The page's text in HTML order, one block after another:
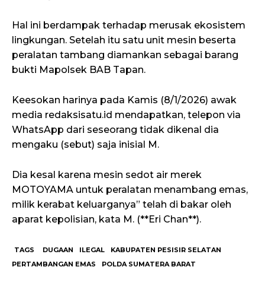
Hal ini berdampak terhadap merusak ekosistem
lingkungan. Setelah itu satu unit mesin beserta
peralatan tambang diamankan sebagai barang
bukti Mapolsek BAB Tapan.
Keesokan harinya pada Kamis (8/1/2026) awak
media redaksisatu.id mendapatkan, telepon via
WhatsApp dari seseorang tidak dikenal dia
mengaku (sebut) saja inisial M.
Dia kesal karena mesin sedot air merek
MOTOYAMA untuk peralatan menambang emas,
milik kerabat keluarganya” telah di bakar oleh
aparat kepolisian, kata M. (**Eri Chan**).
TAGS DUGAAN ILEGAL
KABUPATEN PESISIR SELATAN
PERTAMBANGAN EMAS
POLDA SUMATERA BARAT